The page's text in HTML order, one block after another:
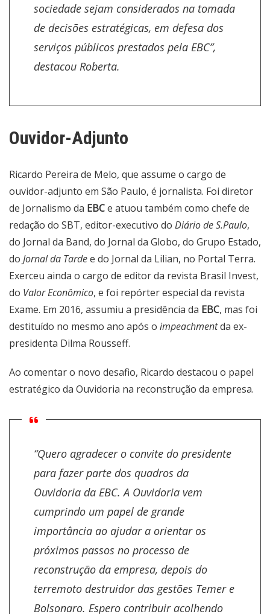
sociedade sejam considerados na tomada
de decisões estratégicas, em defesa dos
serviços públicos prestados pela EBC”,
destacou Roberta.
Ouvidor-Adjunto
Ricardo Pereira de Melo, que assume o cargo de
ouvidor-adjunto em São Paulo, é jornalista. Foi diretor
de Jornalismo da EBCe atuou também como chefe de
redação do SBT, editor-executivo do Diário de S.Paulo,
do Jornal da Band, do Jornal da Globo, do Grupo Estado,
do Jornal da Tardee do Jornal da Lilian, no Portal Terra.
Exerceu ainda o cargo de editor da revista Brasil Invest,
do Valor Econômico, e foi repórter especial da revista
Exame. Em 2016, assumiu a presidência da EBC, mas foi
destituído no mesmo ano após o impeachmentda ex-
presidenta Dilma Rousseff.
Ao comentar o novo desafio, Ricardo destacou o papel
estratégico da Ouvidoria na reconstrução da empresa.
“Quero agradecer o convite do presidente
para fazer parte dos quadros da
Ouvidoria da EBC. A Ouvidoria vem
cumprindo um papel de grande
importância ao ajudar a orientar os
próximos passos no processo de
reconstrução da empresa, depois do
terremoto destruidor das gestões Temer e
Bolsonaro. Espero contribuir acolhendo